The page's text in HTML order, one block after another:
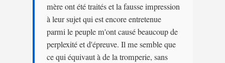
mère ont été traités et la fausse impression
à leur sujet qui est encore entretenue
parmi le peuple m'ont causé beaucoup de
perplexité et d'épreuve. Il me semble que
ce qui équivaut à de la tromperie, sans